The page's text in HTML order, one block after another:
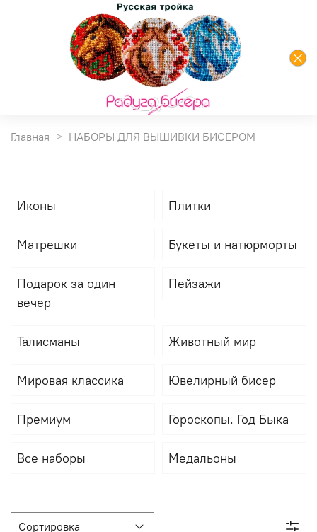
Главная НАБОРЫ ДЛЯ ВЫШИВКИ БИСЕРОМ
Иконы Плитки
Матрешки Букеты и натюрморты
Подарок за один
вечер
Пейзажи
Талисманы Животный мир
Мировая классика Ювелирный бисер
Премиум Гороскопы. Год Быка
Все наборы Медальоны